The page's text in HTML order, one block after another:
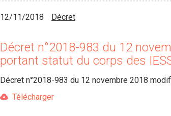
12/11/2018 Décret
Décret n°2018-983 du 12
portant statut du corps des
Décret n°2018-983 du 12 novembre 2018
Télécharger